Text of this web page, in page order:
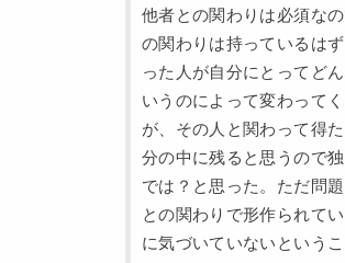
他者との関わりは必須な
の関わりは持っているは
った人が自分にとってど
いうのによって変わって
が、その人と関わって得
分の中に残ると思うので
では？と思った。ただ問
との関わりで形作られて
に気づいていないという